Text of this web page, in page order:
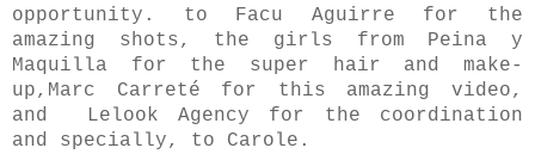
opportunity. to Facu Aguirre
for the
amazing shots, the girls from
Peina y
Maquilla
for the super hair and make-
up, Marc Carreté
for this amazing video,
and
Lelook Agency
for the coordination
and specially, to Carole.